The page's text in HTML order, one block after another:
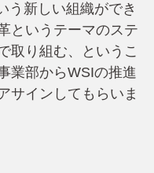
う新しい組織ができ
というテーマのステ
取り組む、というこ
業部からWSIの推進
サインしてもらいま